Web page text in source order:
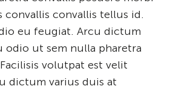
convallis convallis tellus id.
eu feugiat. Arcu dictum
odio ut sem nulla pharetra
volutpat est velit
dictum varius duis at